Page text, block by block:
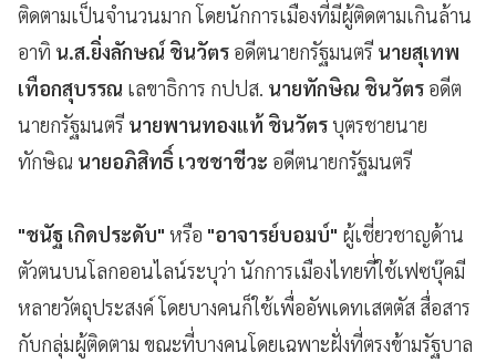
ติดตามเป็นจำนวนมาก โดยนักการเมืองที่มีผู้ติดตามเกินล้าน
อาทิ น.ส.ยิ่งลักษณ์ ชินวัตร อดีตนายกรัฐมนตรี นายสุเทพ
เทือกสุบรรณ เลขาธิการ กปปส. นายทักษิณ ชินวัตร อดีต
นายกรัฐมนตรี นายพานทองแท้ ชินวัตรบุตรชายนาย
ทักษิณ นายอภิสิทธิ์ เวชชาชีวะ อดีตนายกรัฐมนตรี
"ชนัฐ เกิดประดับ" หรือ "อาจารย์บอมบ์" ผู้เชี่ยวชาญด้าน
ตัวตนบนโลกออนไลน์ระบุว่า นักการเมืองไทยที่ใช้เฟซบุ๊คมี
หลายวัตถุประสงค์ โดยบางคนก็ใช้เพื่ออัพเดทเสตตัส สื่อสาร
กับกลุ่มผู้ติดตาม ขณะที่บางคนโดยเฉพาะฝั่งที่ตรงข้ามรัฐบาล